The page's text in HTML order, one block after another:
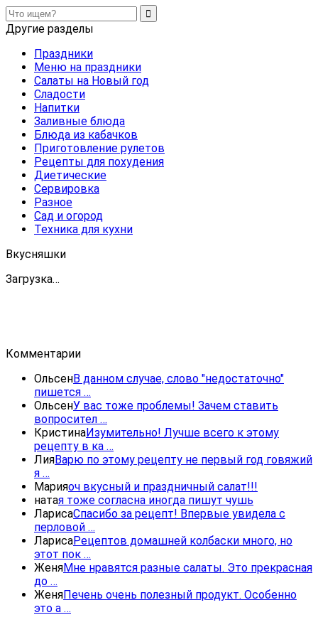
Другие разделы
Праздники
Меню на праздники
Салаты на Новый год
Сладости
Напитки
Заливные блюда
Блюда из кабачков
Приготовление рулетов
Рецепты для похудения
Диетические
Сервировка
Разное
Сад и огород
Техника для кухни
Вкусняшки
Загрузка…
Комментарии
ОльсенВ данном случае, слово "недостаточно"
пишется …
ОльсенУ вас тоже проблемы! Зачем ставить
вопросител …
КристинаИзумительно! Лучше всего к этому
рецепту в ка …
ЛияВарю по этому рецепту не первый год говяжий
я …
Марияоч вкусный и праздничный салат!!!
натая тоже согласна иногда пишут чушь
ЛарисаСпасибо за рецепт! Впервые увидела с
перловой …
ЛарисаРецептов домашней колбаски много, но
этот пок …
ЖеняМне нравятся разные салаты. Это прекрасная
до …
ЖеняПечень очень полезный продукт. Особенно
это а …